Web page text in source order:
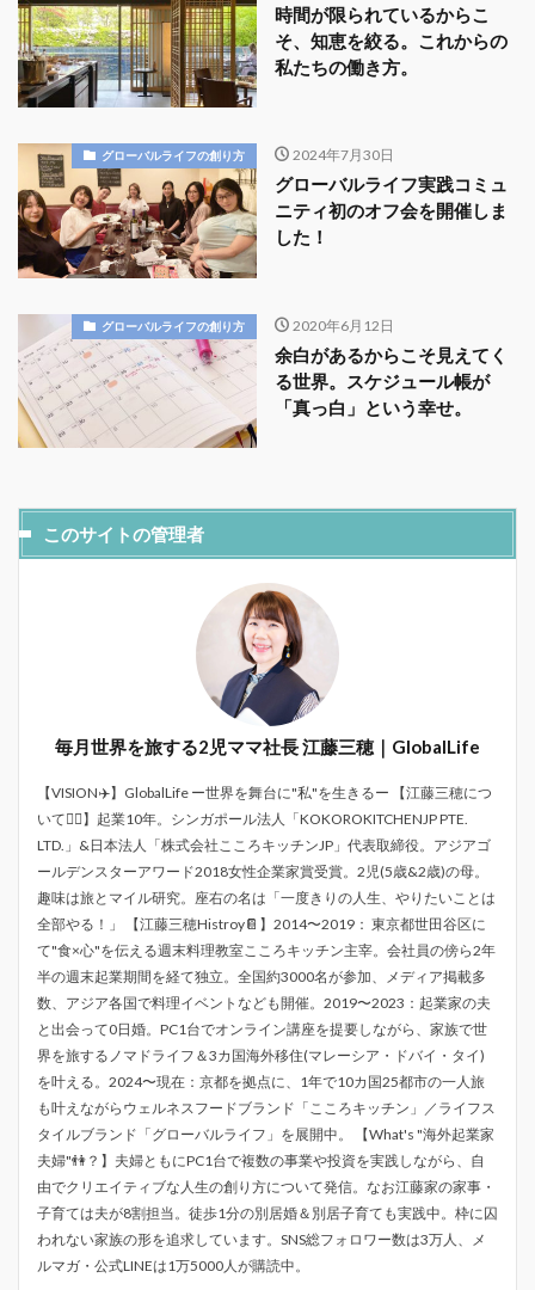
時間が限られているからこ
そ、知恵を絞る。これからの
私たちの働き方。
グローバルライフの創り方 2024年7月30日
グローバルライフ実践コミュ
ニティ初のオフ会を開催しま
した！
グローバルライフの創り方 2020年6月12日
余白があるからこそ見えてく
る世界。スケジュール帳が
「真っ白」という幸せ。
このサイトの管理者
毎月世界を旅する2児ママ社長 江藤三穂｜GlobalLife
【VISION✈️】GlobalLife ー世界を舞台に"私"を生きるー 【江藤三穂につ
いて💁‍♀️】起業10年。シンガポール法人「KOKOROKITCHENJP PTE.
LTD.」&日本法人「株式会社こころキッチンJP」代表取締役。アジアゴ
ールデンスターアワード2018女性企業家賞受賞。2児(5歳&2歳)の母。
趣味は旅とマイル研究。座右の名は「一度きりの人生、やりたいことは
全部やる！」 【江藤三穂Histroy📔】2014〜2019： 東京都世田谷区に
て"食×心"を伝える週末料理教室こころキッチン主宰。会社員の傍ら2年
半の週末起業期間を経て独立。全国約3000名が参加、メディア掲載多
数、アジア各国で料理イベントなども開催。2019〜2023：起業家の夫
と出会って0日婚。PC1台でオンライン講座を提要しながら、家族で世
界を旅するノマドライフ＆3カ国海外移住(マレーシア・ドバイ・タイ)
を叶える。2024〜現在：京都を拠点に、1年で10カ国25都市の一人旅
も叶えながらウェルネスフードブランド「こころキッチン」／ライフス
タイルブランド「グローバルライフ」を展開中。 【What's "海外起業家
夫婦"👫？】夫婦ともにPC1台で複数の事業や投資を実践しながら、自
由でクリエイティブな人生の創り方について発信。なお江藤家の家事・
子育ては夫が8割担当。徒歩1分の別居婚＆別居子育ても実践中。枠に囚
われない家族の形を追求しています。SNS総フォロワー数は3万人、メ
ルマガ・公式LINEは1万5000人が購読中。